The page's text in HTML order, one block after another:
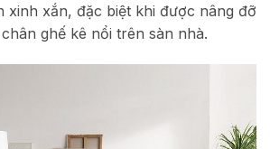
xinh xắn, đặc biệt khi được nâng đỡ
ghế kê nổi trên sàn nhà.